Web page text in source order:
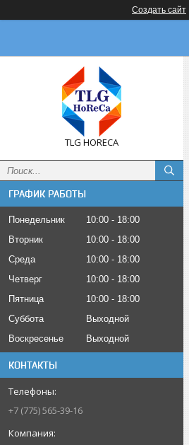
Создать сайт
TLG HORECA
ГРАФИК РАБОТЫ
Понедельник 10:00
18:00
Вторник
10:00
18:00
Среда
10:00
18:00
Четверг
10:00
18:00
Пятница
10:00
18:00
Суббота
Выходной
Воскресенье
Выходной
КОНТАКТЫ
+7 (775) 565-39-16